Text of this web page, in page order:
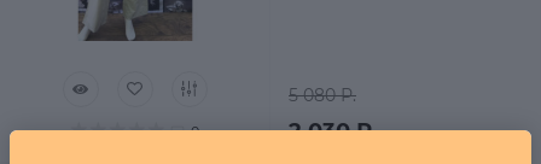
0
5 080 Р.
2 030 Р.